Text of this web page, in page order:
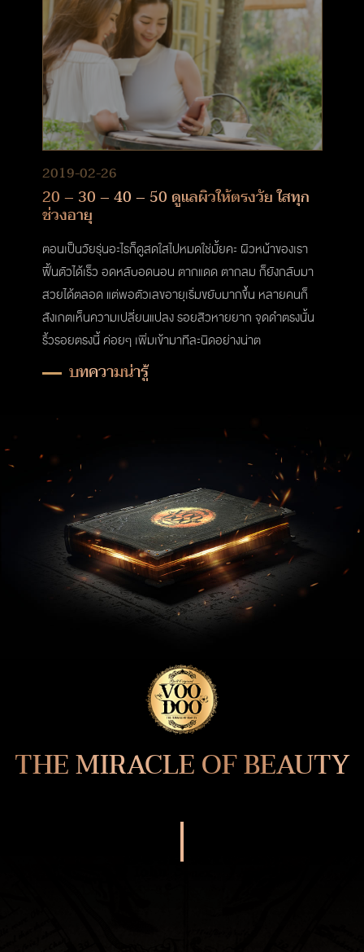
2019-02-26
20 – 30 – 40 – 50 ดูแลผิวให้ตรงวัย ใสทุก
ช่วงอายุ
ตอนเป็นวัยรุ่นอะไรก็ดูสดใสไปหมดใช่มั้ยคะ ผิวหน้าของเรา
ฟื้นตัวได้เร็ว อดหลับอดนอน ตากแดด ตากลม ก็ยังกลับมา
สวยได้ตลอด แต่พอตัวเลขอายุเริ่มขยับมากขึ้น หลายคนก็
สังเกตเห็นความเปลี่ยนแปลง รอยสิวหายยาก จุดดำตรงนั้น
ริ้วรอยตรงนี้ ค่อยๆ เพิ่มเข้ามาทีละนิดอย่างน่าต
บทความน่ารู้
THE MIRACLE OF BEAUTY